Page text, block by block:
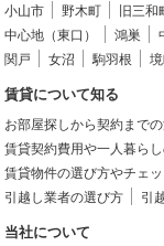
小山市 野木町 旧三和
中心地（東口）
鴻巣
関戸
女沼 駒羽根
賃貸について知る
お部屋探しから契約まで
賃貸契約費用や一人暮ら
賃貸物件の選び方やチェ
引越し業者の選び方
引
当社について